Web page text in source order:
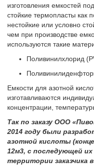
изготовления емкостей
стойкие термопласты как
нестойкие или условно
чем при производстве
используются такие
Поливинилхлорид
Емкости для азотной
изготавливаются
концентрации,
Так по заказу ООО
2014 году были
азотной кислоты
12м3, с последующей
территории заказчика